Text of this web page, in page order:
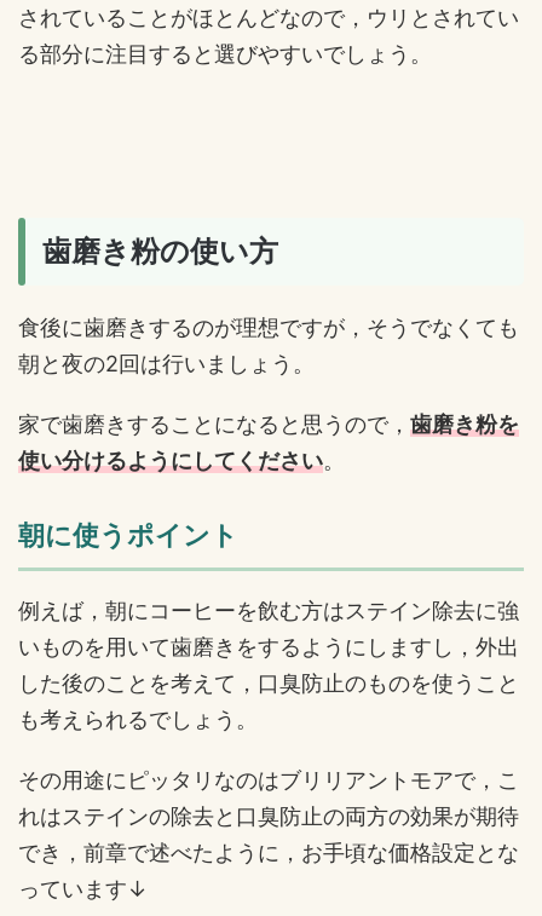
されていることがほとんどなので，ウリとされてい
る部分に注目すると選びやすいでしょう。
歯磨き粉の使い方
食後に歯磨きするのが理想ですが，そうでなくても
朝と夜の2回は行いましょう。
家で歯磨きすることになると思うので， 歯磨き粉を
使い分けるようにしてください。
朝に使うポイント
例えば，朝にコーヒーを飲む方はステイン除去に強
いものを用いて歯磨きをするようにしますし，外出
した後のことを考えて，口臭防止のものを使うこと
も考えられるでしょう。
その用途にピッタリなのはブリリアントモアで，こ
れはステインの除去と口臭防止の両方の効果が期待
でき，前章で述べたように，お手頃な価格設定とな
っています↓